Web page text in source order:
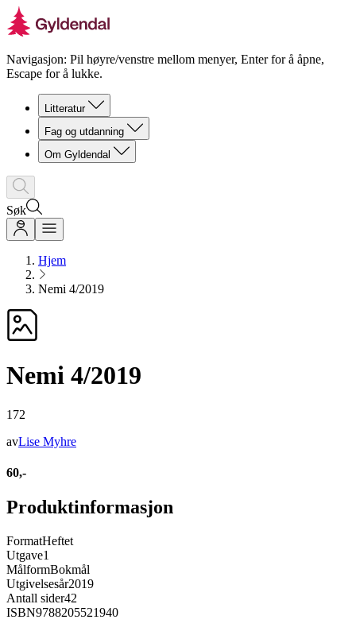
Navigasjon: Pil høyre/venstre mellom menyer, Enter for å åpne,
Escape for å lukke.
Litteratur
Fag og utdanning
Om Gyldendal
Søk
Hjem
Nemi 4/2019
Nemi 4/2019
172
avLise Myhre
60,-
Produktinformasjon
FormatHeftet
Utgave1
MålformBokmål
Utgivelsesår2019
Antall sider42
ISBN9788205521940